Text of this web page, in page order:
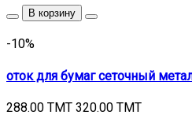
В корзину
-10%
оток для бумаг сеточный
288.00 TMT 320.00 TMT